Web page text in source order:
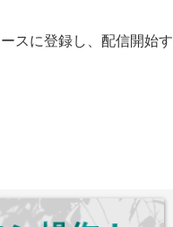
スに登録し、配信開始す